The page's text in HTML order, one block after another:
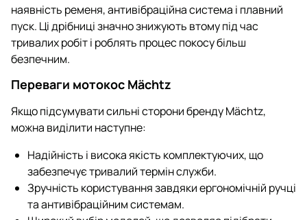
наявність ременя, антивібраційна система і плавний
пуск. Ці дрібниці значно знижують втому під час
тривалих робіт і роблять процес покосу більш
безпечним.
Переваги мотокос Mächtz
Якщо підсумувати сильні сторони бренду Mächtz,
можна виділити наступне:
Надійність і висока якість комплектуючих, що
забезпечує тривалий термін служби.
Зручність користування завдяки ергономічній ручці
та антивібраційним системам.